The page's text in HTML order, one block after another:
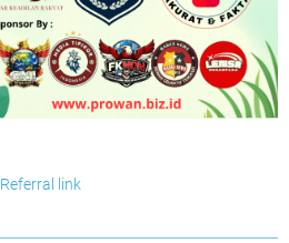
Referral link